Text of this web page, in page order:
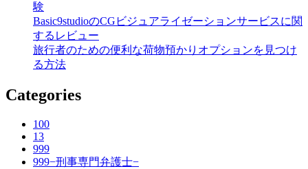
験
Basic9studioのCGビジュアライゼーションサービスに関
するレビュー
旅行者のための便利な荷物預かりオプションを見つけ
る方法
Categories
100
13
999
999−刑事専門弁護士−